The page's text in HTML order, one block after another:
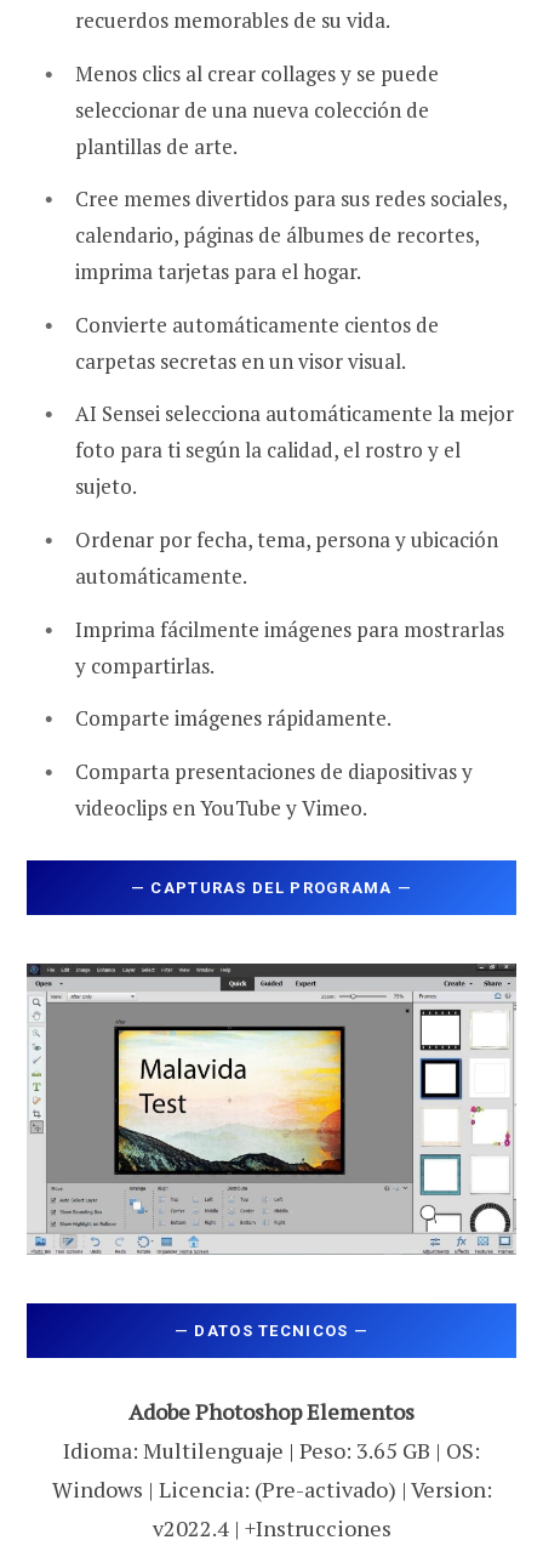
recuerdos memorables de su vida.
Menos clics al crear collages y se puede
seleccionar de una nueva colección de
plantillas de arte.
Cree memes divertidos para sus redes sociales,
calendario, páginas de álbumes de recortes,
imprima tarjetas para el hogar.
Convierte automáticamente cientos de
carpetas secretas en un visor visual.
AI Sensei selecciona automáticamente la mejor
foto para ti según la calidad, el rostro y el
sujeto.
Ordenar por fecha, tema, persona y ubicación
automáticamente.
Imprima fácilmente imágenes para mostrarlas
y compartirlas.
Comparte imágenes rápidamente.
Comparta presentaciones de diapositivas y
videoclips en YouTube y Vimeo.
— CAPTURAS DEL PROGRAMA —
— DATOS TECNICOS —
Adobe Photoshop Elementos
Idioma: Multilenguaje | Peso: 3.65 GB | OS:
Windows | Licencia: (Pre-activado) | Version:
v2022.4 | +Instrucciones